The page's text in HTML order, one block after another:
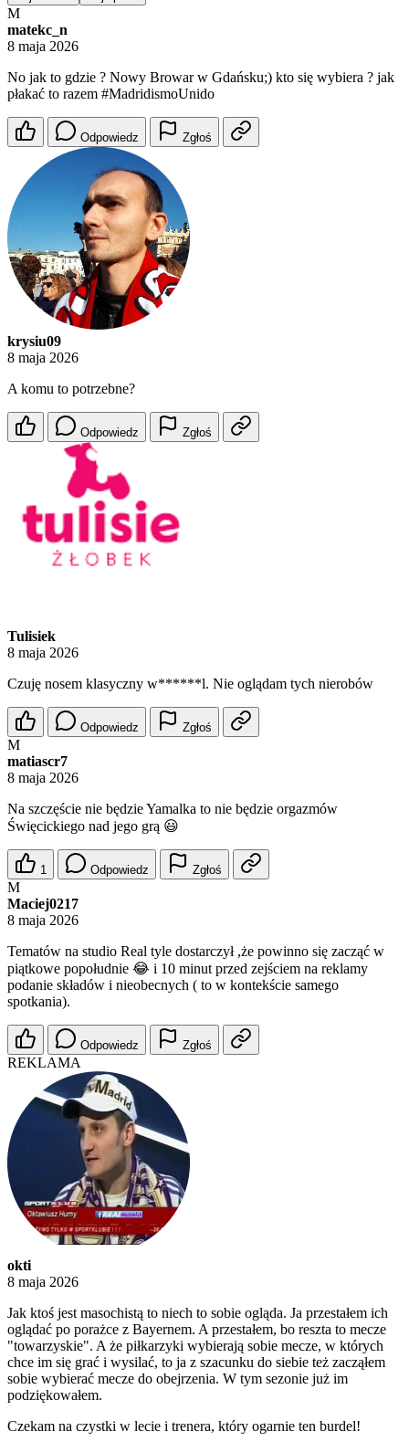
M
matekc_n
8 maja 2026
No jak to gdzie ? Nowy Browar w Gdańsku;) kto się wybiera ? jak
płakać to razem #MadridismoUnido
Odpowiedz Zgłoś
krysiu09
8 maja 2026
A komu to potrzebne?
Odpowiedz Zgłoś
Tulisiek
8 maja 2026
Czuję nosem klasyczny w******l. Nie oglądam tych nierobów
Odpowiedz Zgłoś
M
matiascr7
8 maja 2026
Na szczęście nie będzie Yamalka to nie będzie orgazmów
Święcickiego nad jego grą 😃
1 Odpowiedz Zgłoś
M
Maciej0217
8 maja 2026
Tematów na studio Real tyle dostarczył ,że powinno się zacząć w
piątkowe popołudnie 😂 i 10 minut przed zejściem na reklamy
podanie składów i nieobecnych ( to w kontekście samego
spotkania).
Odpowiedz Zgłoś
REKLAMA
okti
8 maja 2026
Jak ktoś jest masochistą to niech to sobie ogląda. Ja przestałem ich
oglądać po porażce z Bayernem. A przestałem, bo reszta to mecze
"towarzyskie". A że piłkarzyki wybierają sobie mecze, w których
chce im się grać i wysilać, to ja z szacunku do siebie też zacząłem
sobie wybierać mecze do obejrzenia. W tym sezonie już im
podziękowałem.
Czekam na czystki w lecie i trenera, który ogarnie ten burdel!